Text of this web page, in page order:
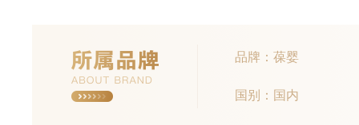
品牌：葆婴
国别：国内